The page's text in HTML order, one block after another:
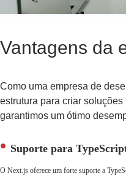
Vantagens da
Como uma empresa de
estrutura para criar
garantimos um ótimo
Suporte para
O Next.js oferece um forte suporte a